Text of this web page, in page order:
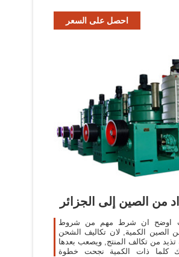
احصل على السعر
من الصين إلى الجزائر
اوضح ان شرط مهم من شروط
من الصين الكمية, لان تكاليف الشحن
تذيد من تكالف المنتج, ويصعب بعدها
كلما ذات الكمية نجحت خطوة